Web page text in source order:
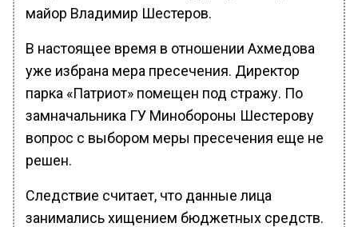
майор Владимир Шестеров.
В настоящее время в отношении Ахмедова
уже избрана мера пресечения. Директор
парка «Патриот» помещен под стражу. По
замначальника ГУ Минобороны Шестерову
вопрос с выбором меры пресечения еще не
решен.
Следствие считает, что данные лица
занимались хищением бюджетных средств.